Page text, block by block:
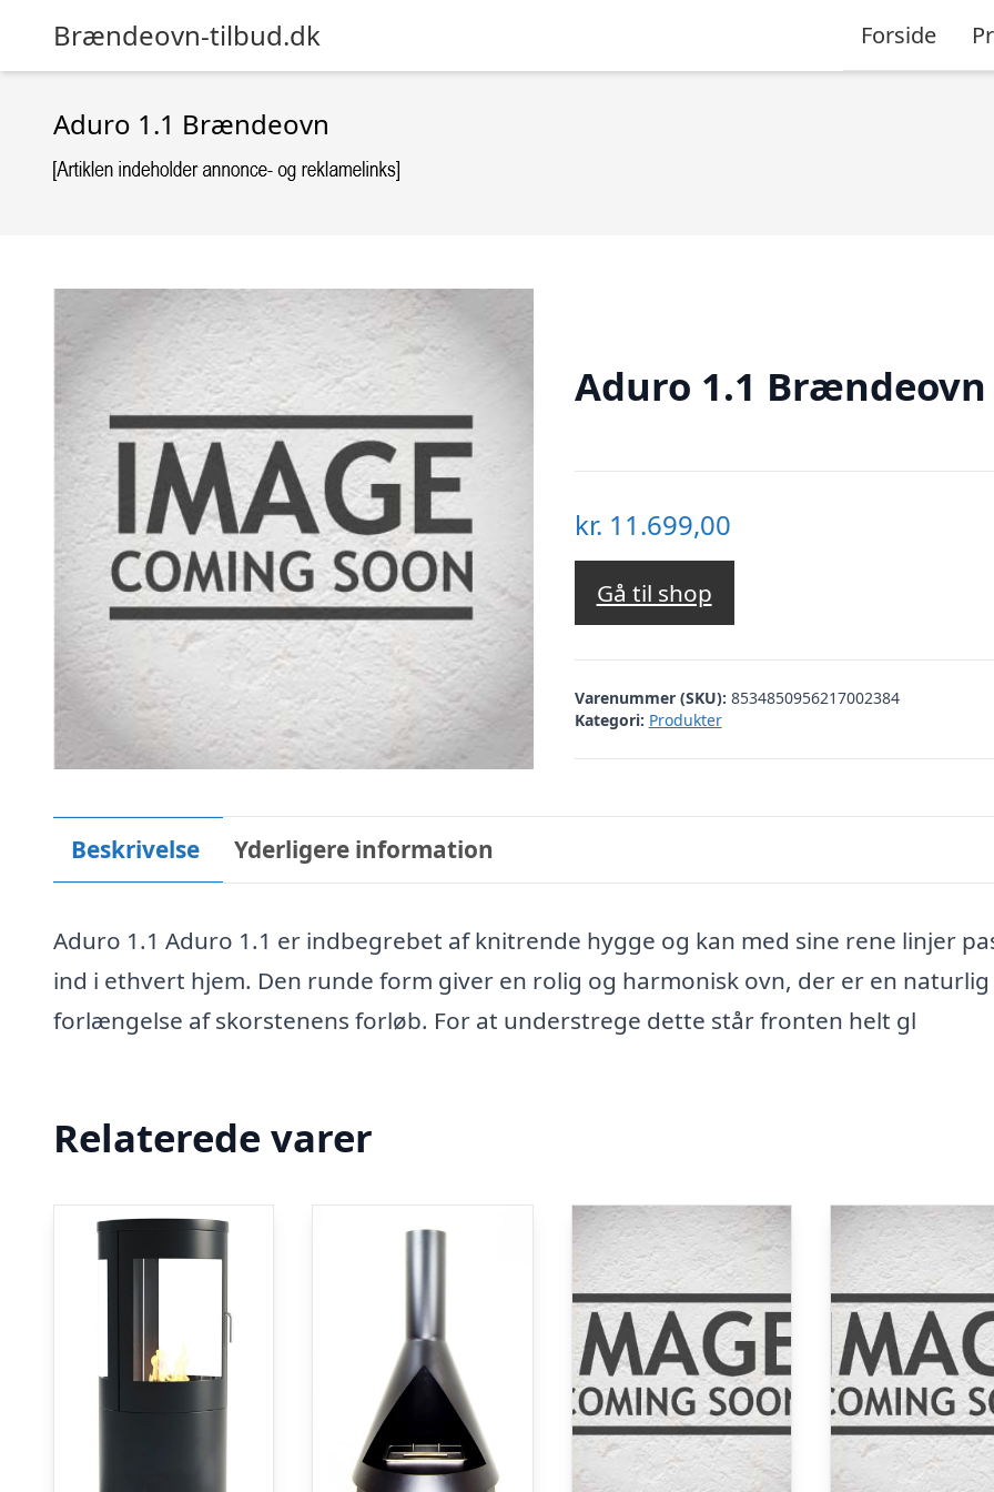
Brændeovn-tilbud.dk Forside
Aduro 1.1 Brændeovn
Aduro 1.1 Brændeovn
kr. 11.699,00
Gå til shop
Varenummer (SKU): 8534850956217002384
Kategori: Produkter
Beskrivelse Yderligere information
Aduro 1.1 Aduro 1.1 er indbegrebet af knitrende hygge og kan med sine rene linjer
ind i ethvert hjem. Den runde form giver en rolig og harmonisk ovn, der er en naturlig
forlængelse af skorstenens forløb. For at understrege dette står fronten helt gl
Relaterede varer